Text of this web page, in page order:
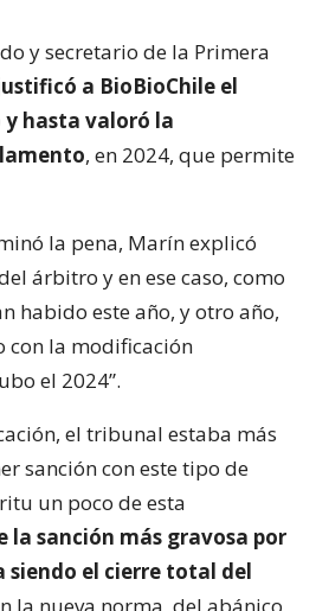
y secretario de la Primera
a BioBioChile el
hasta valoró la
, en 2024, que permite
la pena, Marín explicó
árbitro y en ese caso, como
habido este año, y otro año,
con la modificación
el 2024”.
el tribunal estaba más
sanción con este tipo de
un poco de esta
la sanción más gravosa por
siendo el cierre total del
la nueva norma, del abánico